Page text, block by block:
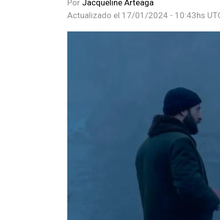
Por Jacqueline Arteaga
Actualizado el 17/01/2024 - 10:43hs